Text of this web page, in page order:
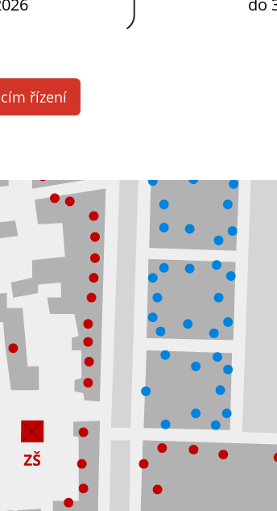
do
řízení